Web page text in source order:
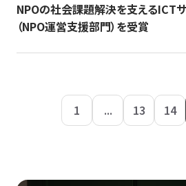
NPOの社会課題解決を支えるICT
（NPO運営支援部門）を受賞
1 ... 13 14